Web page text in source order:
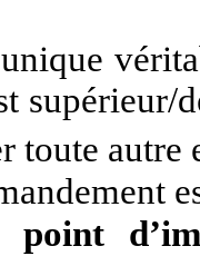
supérieur/
toute autre